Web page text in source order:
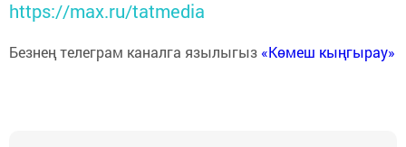
https://max.ru/tatmedia
Безнең телеграм каналга язылыгыз «Көмеш кыңгырау»